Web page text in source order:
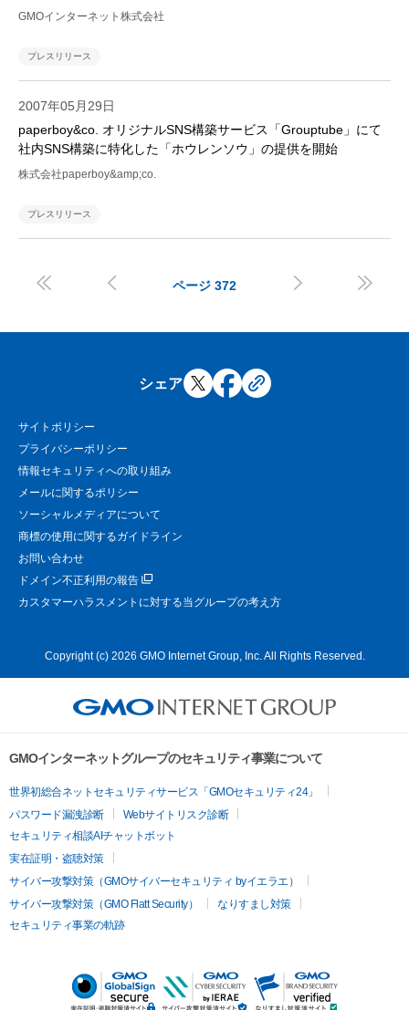
GMOインターネット株式会社
プレスリリース
2007年05月29日
paperboy&co. オリジナルSNS構築サービス「Grouptube」にて
社内SNS構築に特化した「ホウレンソウ」の提供を開始
株式会社paperboy&amp;co.
プレスリリース
  ページ 372  
シェア
サイトポリシー
プライバシーポリシー
情報セキュリティへの取り組み
メールに関するポリシー
ソーシャルメディアについて
商標の使用に関するガイドライン
お問い合わせ
ドメイン不正利用の報告
カスタマーハラスメントに対する当グループの考え方
Copyright (c) 2026 GMO Internet Group, Inc. All Rights Reserved.
GMOインターネットグループのセキュリティ事業について
世界初総合ネットセキュリティサービス「GMOセキュリティ24」
パスワード漏洩診断
Webサイトリスク診断
セキュリティ相談AIチャットボット
実在証明・盗聴対策
サイバー攻撃対策（GMOサイバーセキュリティ byイエラエ）
サイバー攻撃対策（GMO Flatt Security）
なりすまし対策
セキュリティ事業の軌跡